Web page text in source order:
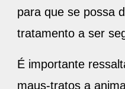
para que se possa
tratamento a ser
É importante
maus-tratos a